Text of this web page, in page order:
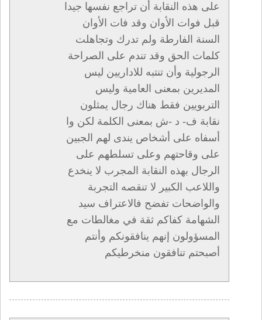
على هذه النقابة أن تراجع نفسها جيدا
قبل فوات الأوان وقد فات الأوان
السنة الفارطة ولم تدرك وتجاهلت
كلمات الحق وقد تندم على الصراحة
الرجولية وأن تنتبه للاداريين ليس
المديرين بمعنى العامية وليس
التربويين فقط هناك رجال يمثلون
نقابة ف- د -ش بمعنى الكلمة لكن وا
أسفاه على أشخاص يندى لهم الجبين
على وقاحتهم وعلى تسلطهم على
الرجال بهذه النقابة المجرب لا ينخدع
واللاعب الكبير لا تنقصه التجربة
والواضحات تفضح فالاعتراف سيد
الشهامة كفاكم ثقة في مغالطات مع
المسؤولون إنهم ينافقونكم وأنتم
أصبحتم تنافقون منخرطيكم